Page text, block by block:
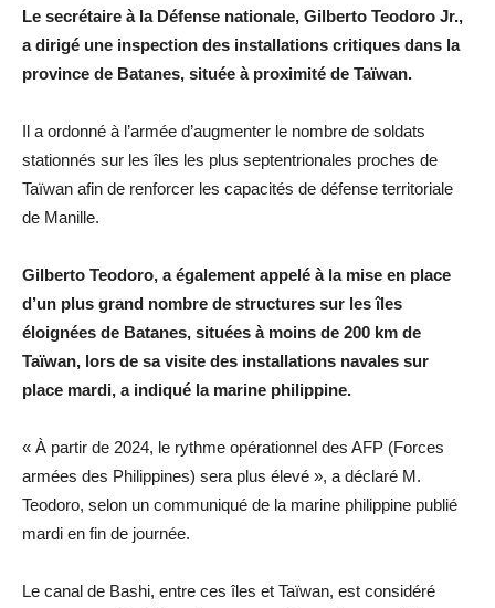
Le secrétaire à la Défense nationale, Gilberto Teodoro Jr.,
a dirigé une inspection des installations critiques dans la
province de Batanes, située à proximité de Taïwan.
Il a ordonné à l’armée d’augmenter le nombre de soldats
stationnés sur les îles les plus septentrionales proches de
Taïwan afin de renforcer les capacités de défense territoriale
de Manille.
Gilberto Teodoro, a également appelé à la mise en place
d’un plus grand nombre de structures sur les îles
éloignées de Batanes, situées à moins de 200 km de
Taïwan, lors de sa visite des installations navales sur
place mardi, a indiqué la marine philippine.
« À partir de 2024, le rythme opérationnel des AFP (Forces
armées des Philippines) sera plus élevé », a déclaré M.
Teodoro, selon un communiqué de la marine philippine publié
mardi en fin de journée.
Le canal de Bashi, entre ces îles et Taïwan, est considéré